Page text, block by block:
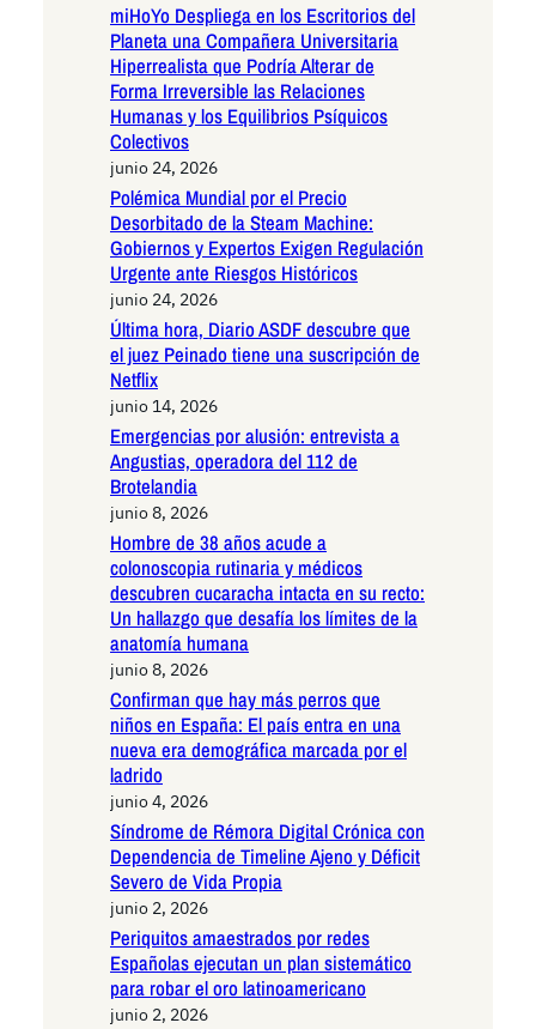
miHoYo Despliega en los Escritorios del
Planeta una Compañera Universitaria
Hiperrealista que Podría Alterar de
Forma Irreversible las Relaciones
Humanas y los Equilibrios Psíquicos
Colectivos
junio 24, 2026
Polémica Mundial por el Precio
Desorbitado de la Steam Machine:
Gobiernos y Expertos Exigen Regulación
Urgente ante Riesgos Históricos
junio 24, 2026
Última hora, Diario ASDF descubre que
el juez Peinado tiene una suscripción de
Netflix
junio 14, 2026
Emergencias por alusión: entrevista a
Angustias, operadora del 112 de
Brotelandia
junio 8, 2026
Hombre de 38 años acude a
colonoscopia rutinaria y médicos
descubren cucaracha intacta en su recto:
Un hallazgo que desafía los límites de la
anatomía humana
junio 8, 2026
Confirman que hay más perros que
niños en España: El país entra en una
nueva era demográfica marcada por el
ladrido
junio 4, 2026
Síndrome de Rémora Digital Crónica con
Dependencia de Timeline Ajeno y Déficit
Severo de Vida Propia
junio 2, 2026
Periquitos amaestrados por redes
Españolas ejecutan un plan sistemático
para robar el oro latinoamericano
junio 2, 2026